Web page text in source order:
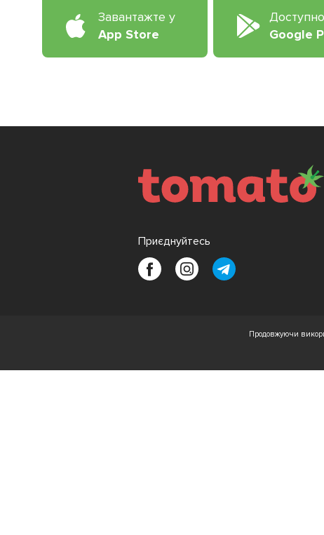
Завантажте у
App Store
Google
Приєднуйтесь
Продовжуючи